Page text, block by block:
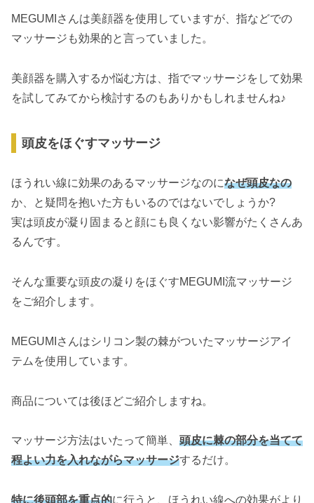
MEGUMIさんは美顔器を使用していますが、指などでの
マッサージも効果的と言っていました。
美顔器を購入するか悩む方は、指でマッサージをして効果
を試してみてから検討するのもありかもしれませんね♪
頭皮をほぐすマッサージ
ほうれい線に効果のあるマッサージなのになぜ頭皮なの
か、と疑問を抱いた方もいるのではないでしょうか?
実は頭皮が凝り固まると顔にも良くない影響がたくさんあ
るんです。
そんな重要な頭皮の凝りをほぐすMEGUMI流マッサージ
をご紹介します。
MEGUMIさんはシリコン製の棘がついたマッサージアイ
テムを使用しています。
商品については後ほどご紹介しますね。
マッサージ方法はいたって簡単、 頭皮に棘の部分を当てて
程よい力を入れながらマッサージするだけ。
特に後頭部を重点的に行うと、ほうれい線への効果がより